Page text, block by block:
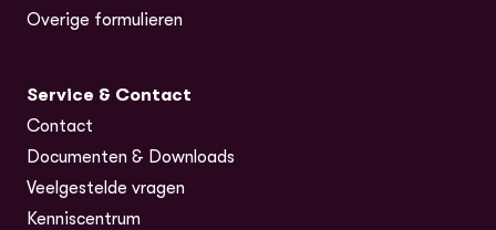
Overige formulieren
Service & Contact
Contact
Documenten & Downloads
Veelgestelde vragen
Kenniscentrum